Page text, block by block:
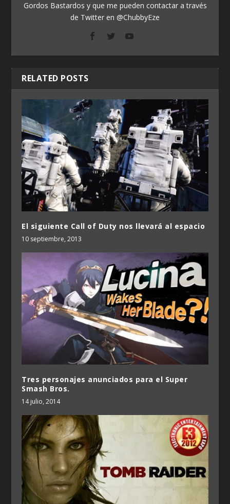
Gordos Bastardos y que me pueden contactar a través
de Twitter en @ChubbyEze
RELATED POSTS
El siguiente Call of Duty nos llevará al espacio
10 septiembre, 2013
Tres personajes anunciados para el Super
Smash Bros.
14 julio, 2014